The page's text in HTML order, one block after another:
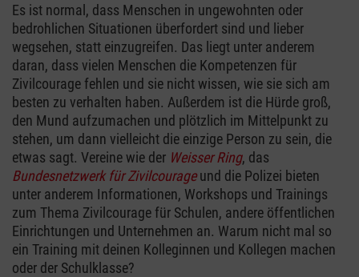
Es ist normal, dass Menschen in ungewohnten oder
bedrohlichen Situationen überfordert sind und lieber
wegsehen, statt einzugreifen. Das liegt unter anderem
daran, dass vielen Menschen die Kompetenzen für
Zivilcourage fehlen und sie nicht wissen, wie sie sich am
besten zu verhalten haben. Außerdem ist die Hürde groß,
den Mund aufzumachen und plötzlich im Mittelpunkt zu
stehen, um dann vielleicht die einzige Person zu sein, die
etwas sagt. Vereine wie der Weisser Ring, das
Bundesnetzwerk für Zivilcourageund die Polizei bieten
unter anderem Informationen, Workshops und Trainings
zum Thema Zivilcourage für Schulen, andere öffentlichen
Einrichtungen und Unternehmen an. Warum nicht mal so
ein Training mit deinen Kolleginnen und Kollegen machen
oder der Schulklasse?